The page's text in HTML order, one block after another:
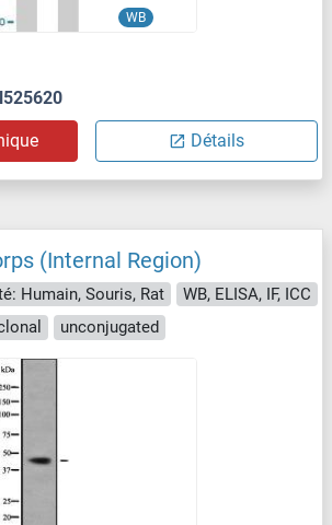
WB
Détails
(Internal Region)
Humain, Souris, Rat
WB, ELISA, IF, ICC
unconjugated